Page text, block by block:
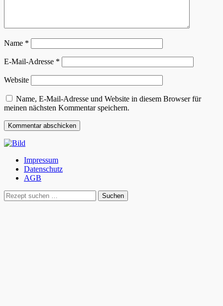
Name *
E-Mail-Adresse *
Website
Name, E-Mail-Adresse und Website in diesem Browser für
meinen nächsten Kommentar speichern.
Impressum
Datenschutz
AGB